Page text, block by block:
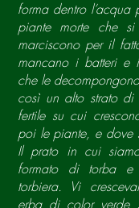
forma dentro
piante morte che
marciscono per il
mancano i batteri e
che le
così un alto strato di
fertile su cui
poi le piante, e dove
Il prato in cui
formato di torba e
torbiera. Vi
erba di color verde